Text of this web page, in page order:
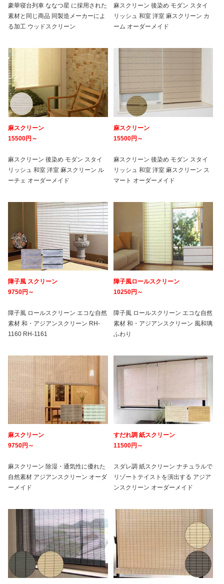
豪華寝台列車 ななつ星 に採用された
素材と同じ商品 同製造メーカーによ
る加工 ウッドスクリーン
麻スクリーン 後染め モダン スタイ
リッシュ 和室 洋室 麻スクリーン カ
ーム オーダーメイド
麻スクリーン
15500円～
麻スクリーン 後染め モダン スタイ
リッシュ 和室 洋室 麻スクリーン ル
ーチェ オーダーメイド
麻スクリーン
15500円～
麻スクリーン 後染め モダン スタイ
リッシュ 和室 洋室 麻スクリーン ス
マート オーダーメイド
障子風 スクリーン
9750円～
障子風 ロールスクリーン エコな自然
素材 和・アジアンスクリーン RH-
1160 RH-1161
障子風ロールスクリーン
10250円～
障子風 ロールスクリーン エコな自然
素材 和・アジアンスクリーン 風和璃
ふわり
麻スクリーン
9750円～
麻スクリーン 除湿・通気性に優れた
自然素材 アジアンスクリーン オーダ
ーメイド
すだれ調 紙スクリーン
11500円～
スダレ調 紙スクリーン ナチュラルで
リゾートテイストを演出する アジア
ンスクリーン オーダーメイド